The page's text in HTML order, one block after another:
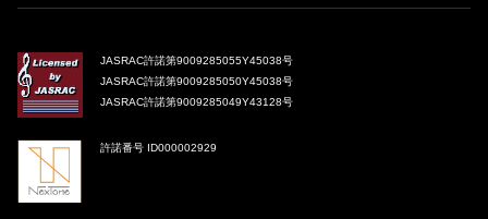
JASRAC許諾第9009285055Y45038号
JASRAC許諾第9009285050Y45038号
JASRAC許諾第9009285049Y43128号
許諾番号 ID000002929